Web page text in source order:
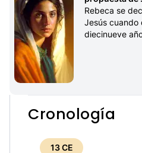
matrimonio
Rebeca se
Jesús cuando
diecinueve
Cronología
13 CE